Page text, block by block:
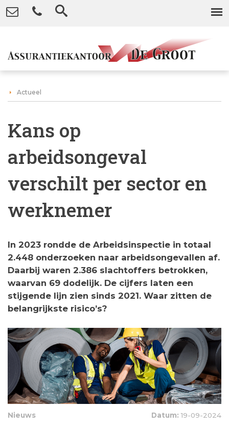
Actueel
Kans op
arbeidsongeval
verschilt per sector en
werknemer
In 2023 rondde de Arbeidsinspectie in totaal
2.448 onderzoeken naar arbeidsongevallen af.
Daarbij waren 2.386 slachtoffers betrokken,
waarvan 69 dodelijk. De cijfers laten een
stijgende lijn zien sinds 2021. Waar zitten de
belangrijkste risico’s?
Nieuws Datum:19-09-2024